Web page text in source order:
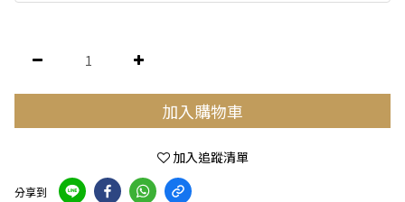
加入購物車
加入追蹤清單
分享到